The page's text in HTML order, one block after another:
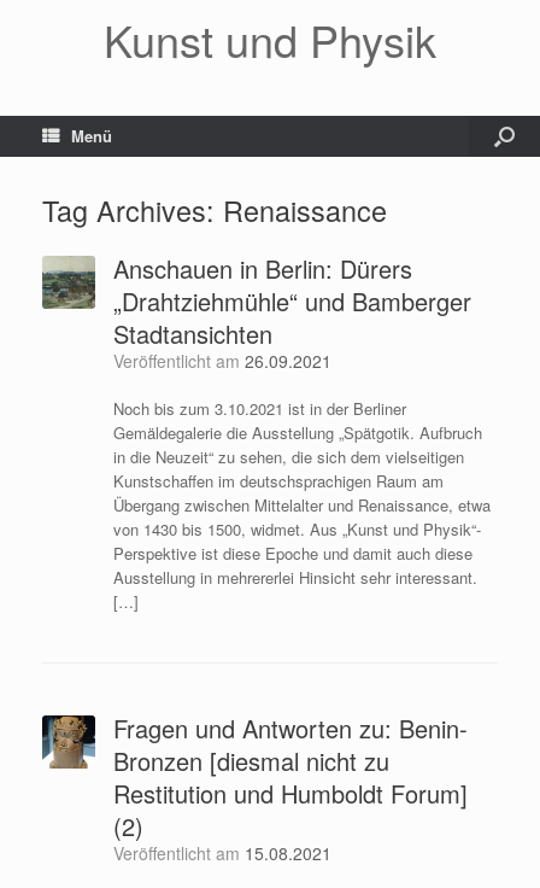
Kunst und Physik
Menü
Tag Archives: Renaissance
Anschauen in Berlin: Dürers
„Drahtziehmühle“ und Bamberger
Stadtansichten
Veröffentlicht am 26.09.2021
Noch bis zum 3.10.2021 ist in der Berliner
Gemäldegalerie die Ausstellung „Spätgotik. Aufbruch
in die Neuzeit“ zu sehen, die sich dem vielseitigen
Kunstschaffen im deutschsprachigen Raum am
Übergang zwischen Mittelalter und Renaissance, etwa
von 1430 bis 1500, widmet. Aus „Kunst und Physik“-
Perspektive ist diese Epoche und damit auch diese
Ausstellung in mehrererlei Hinsicht sehr interessant.
[…]
Fragen und Antworten zu: Benin-
Bronzen [diesmal nicht zu
Restitution und Humboldt Forum]
(2)
Veröffentlicht am 15.08.2021